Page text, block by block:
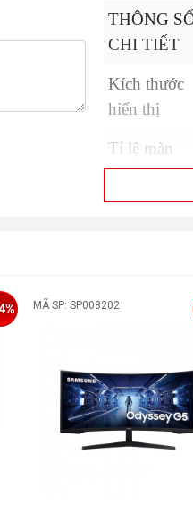
THÔNG
CHI TIẾT
Kích thước
hiển thị
Tỉ lệ màn
hình
Độ tương
phản
MÃ SP: SP008202